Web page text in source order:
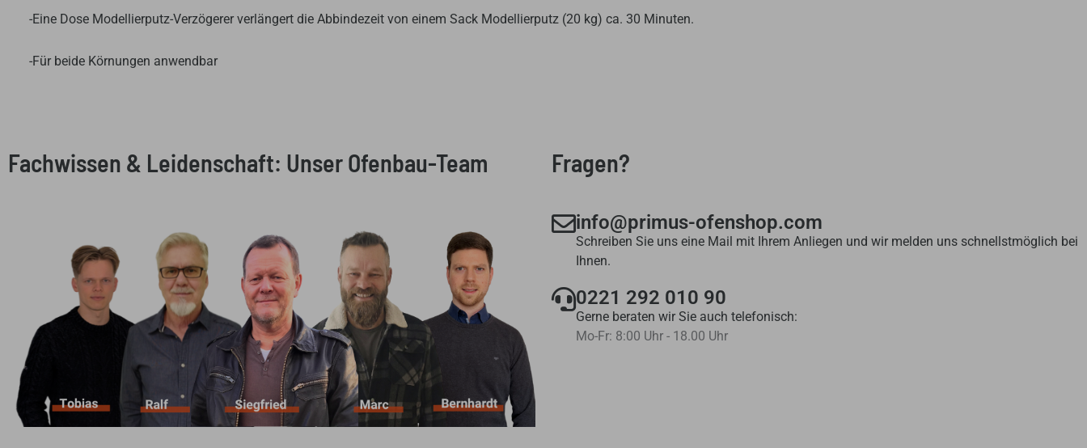
-Eine Dose Modellierputz-Verzögerer verlängert die Abbindezeit von einem Sack Modellierputz (20 kg) ca. 30 Minuten.
-Für beide Körnungen anwendbar
Fachwissen & Leidenschaft: Unser Ofenbau-Team Fragen?
info@primus-ofenshop.com
Schreiben Sie uns eine Mail mit Ihrem Anliegen und wir melden uns schnellstmöglich bei
Ihnen.
0221 292 010 90
Gerne beraten wir Sie auch telefonisch:
Mo-Fr: 8:00 Uhr - 18.00 Uhr